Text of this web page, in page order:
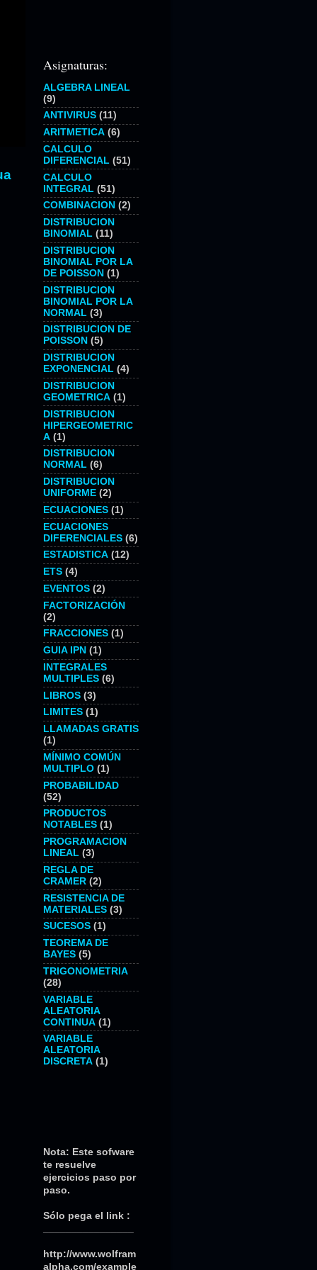
Asignaturas:
ALGEBRA LINEAL
(9)
ANTIVIRUS (11)
ARITMETICA (6)
CALCULO
DIFERENCIAL (51)
CALCULO
INTEGRAL (51)
COMBINACION (2)
DISTRIBUCION
BINOMIAL (11)
DISTRIBUCION
BINOMIAL POR LA
DE POISSON (1)
DISTRIBUCION
BINOMIAL POR LA
NORMAL (3)
DISTRIBUCION DE
POISSON (5)
DISTRIBUCION
EXPONENCIAL (4)
DISTRIBUCION
GEOMETRICA (1)
DISTRIBUCION
HIPERGEOMETRIC
A (1)
DISTRIBUCION
NORMAL (6)
DISTRIBUCION
UNIFORME (2)
ECUACIONES (1)
ECUACIONES
DIFERENCIALES (6)
ESTADISTICA (12)
ETS (4)
EVENTOS (2)
FACTORIZACIÓN
(2)
FRACCIONES (1)
GUIA IPN (1)
INTEGRALES
MULTIPLES (6)
LIBROS (3)
LIMITES (1)
LLAMADAS GRATIS
(1)
MÍNIMO COMÚN
MULTIPLO (1)
PROBABILIDAD
(52)
PRODUCTOS
NOTABLES (1)
PROGRAMACION
LINEAL (3)
REGLA DE
CRAMER (2)
RESISTENCIA DE
MATERIALES (3)
SUCESOS (1)
TEOREMA DE
BAYES (5)
TRIGONOMETRIA
(28)
VARIABLE
ALEATORIA
CONTINUA (1)
VARIABLE
ALEATORIA
DISCRETA (1)
REALIZAR:
(INTEGRALES)
Nota: Este sofware
te resuelve
ejercicios paso por
paso.
Sólo pega el link :
http://www.wolfram
alpha.com/example